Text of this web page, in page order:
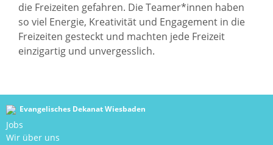
die Freizeiten gefahren. Die Teamer*innen haben
so viel Energie, Kreativität und Engagement in die
Freizeiten gesteckt und machten jede Freizeit
einzigartig und unvergesslich.
Evangelisches Dekanat Wiesbaden
Jobs
Wir über uns